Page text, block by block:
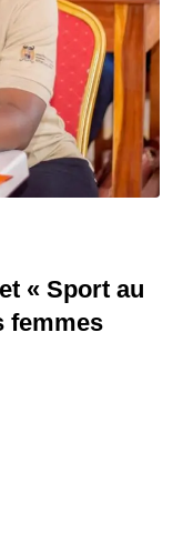
« Sport au
femmes